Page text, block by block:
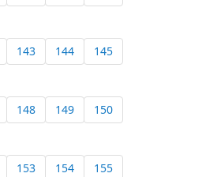
143 144 145
148 149 150
153 154 155